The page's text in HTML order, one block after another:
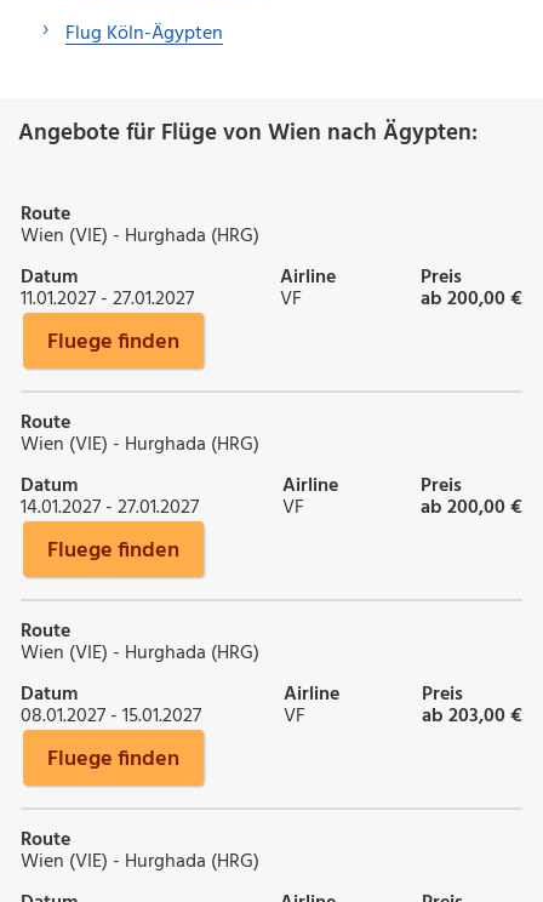
Flug Köln-Ägypten
Angebote für Flüge von Wien nach Ägypten:
Route
Wien (VIE) - Hurghada (HRG)
Datum
11.01.2027 - 27.01.2027
Airline
VF
Preis
ab 200,00 €
Fluege finden
Route
Wien (VIE) - Hurghada (HRG)
Datum
14.01.2027 - 27.01.2027
Airline
VF
Preis
ab 200,00 €
Fluege finden
Route
Wien (VIE) - Hurghada (HRG)
Datum
08.01.2027 - 15.01.2027
Airline
VF
Preis
ab 203,00 €
Fluege finden
Route
Wien (VIE) - Hurghada (HRG)